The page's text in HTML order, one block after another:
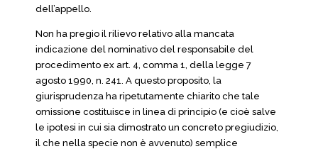
dell’appello.
Non ha pregio il rilievo relativo alla mancata
indicazione del nominativo del responsabile del
procedimento ex art. 4, comma 1, della legge 7
agosto 1990, n. 241. A questo proposito, la
giurisprudenza ha ripetutamente chiarito che tale
omissione costituisce in linea di principio (e cioè salve
le ipotesi in cui sia dimostrato un concreto pregiudizio,
il che nella specie non è avvenuto) semplice